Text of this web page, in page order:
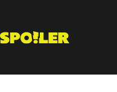
contenido